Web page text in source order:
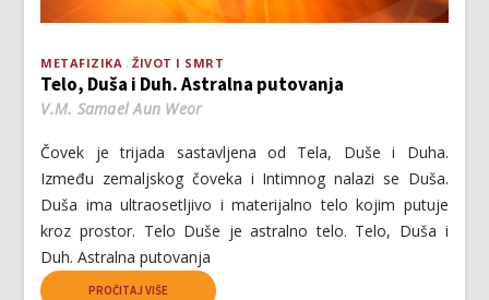
METAFIZIKA ŽIVOT I SMRT
Telo, Duša i Duh. Astralna putovanja
V.M. Samael Aun Weor
Čovek je trijada sastavljena od Tela, Duše i Duha.
Između zemaljskog čoveka i Intimnog nalazi se Duša.
Duša ima ultraosetljivo i materijalno telo kojim putuje
kroz prostor. Telo Duše je astralno telo. Telo, Duša i
Duh. Astralna putovanja
PROČITAJ VIŠE